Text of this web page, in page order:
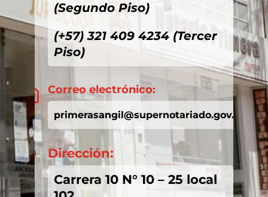
(Segundo Piso)
(+57) 321 409 4234 (Tercer
Piso)
 Correo electrónico:
primerasangil@supernotariado.gov.co

Dirección:
Carrera 10 N° 10 – 25 local